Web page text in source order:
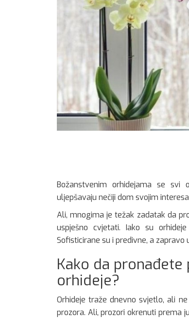
Božanstvenim orhidejama se
uljepšavaju nečiji dom svojim
Ali, mnogima je težak zadatak da
uspješno cvjetati. Iako su
Sofisticirane su i predivne, a
Kako da
orhideje?
Orhideje traže dnevno svjetlo, ali
prozora. Ali, prozori okrenuti prema